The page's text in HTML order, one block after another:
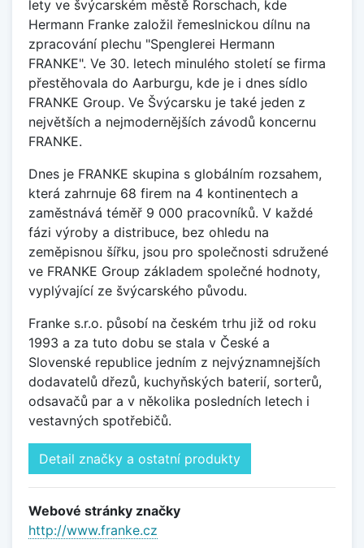
lety ve švýcarském městě Rorschach, kde
Hermann Franke založil řemeslnickou dílnu na
zpracování plechu "Spenglerei Hermann
FRANKE". Ve 30. letech minulého století se firma
přestěhovala do Aarburgu, kde je i dnes sídlo
FRANKE Group. Ve Švýcarsku je také jeden z
největších a nejmodernějších závodů koncernu
FRANKE.
Dnes je FRANKE skupina s globálním rozsahem,
která zahrnuje 68 firem na 4 kontinentech a
zaměstnává téměř 9 000 pracovníků. V každé
fázi výroby a distribuce, bez ohledu na
zeměpisnou šířku, jsou pro společnosti sdružené
ve FRANKE Group základem společné hodnoty,
vyplývající ze švýcarského původu.
Franke s.r.o. působí na českém trhu již od roku
1993 a za tuto dobu se stala v České a
Slovenské republice jedním z nejvýznamnejších
dodavatelů dřezů, kuchyňských baterií, sorterů,
odsavačů par a v několika posledních letech i
vestavných spotřebičů.
Detail značky a ostatní produkty
Webové stránky značky
http://www.franke.cz